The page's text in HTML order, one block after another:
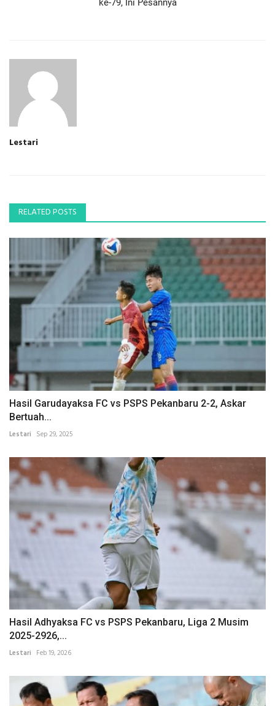
ke-79, Ini Pesannya
Lestari
RELATED POSTS
Hasil Garudayaksa FC vs PSPS Pekanbaru 2-2, Askar
Bertuah...
Lestari Sep 29, 2025
Hasil Adhyaksa FC vs PSPS Pekanbaru, Liga 2 Musim
2025-2926,...
Lestari Feb 19, 2026